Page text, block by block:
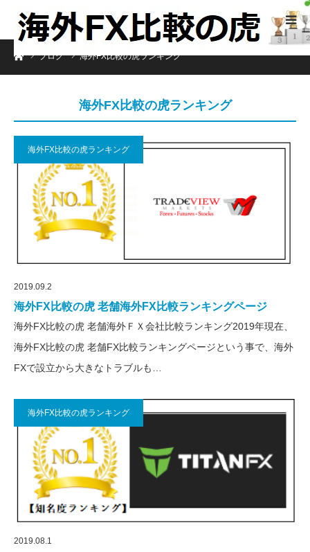
ホームブログ 海外FX比較の虎ランキング
海外FX比較の虎ランキング
海外FX比較の虎ランキング
2019.09.2
海外FX比較の虎 老舗海外FX比較ランキングページ
海外FX比較の虎 老舗海外ＦＸ会社比較ランキング2019年現在、
海外FX比較の虎 老舗FX比較ランキングページという事で、海外
FXで設立から大きなトラブルも…
海外FX比較の虎ランキング
2019.08.1